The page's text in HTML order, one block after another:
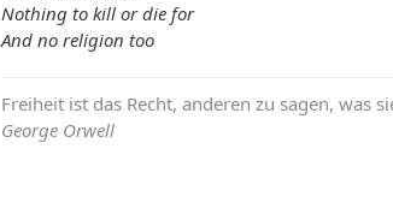
Nothing to kill or die for
And no religion too
Freiheit ist das Recht, anderen zu sagen, was
George Orwell